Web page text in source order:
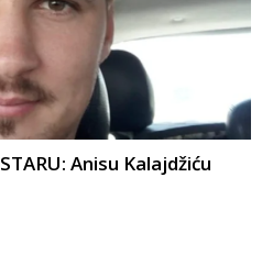
Anisu Kalajdžiću